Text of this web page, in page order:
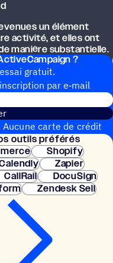
un élément
acti­vité, et elles ont
manière substan­tielle.
désormais !
?
gratuit.
par e‑mail
carte de crédit
instantanée.
outils préférés
Shopify
Zapier
CallRail
DocuSign
Zendesk Sell